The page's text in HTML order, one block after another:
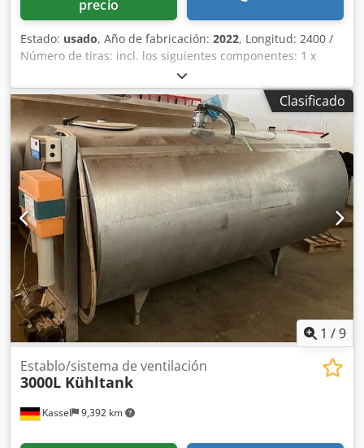
precio
Estado: usado, Año de fabricación: 2022, Longitud: 2400 /
Número de tiras: incl. los siguientes componentes: 1 x
APR032 / Capota de acero galvanizado 2400 1 x APR013
Juego de 11 tiras PPN 1820x285 1 x APR034 / Juego de 11
tiras PPN 600x285 longitud de recubrimiento visible 265 /
Csdpfx Adst Hd Eueysha
Clasificado
1 /9
Kassel 9,392 km
Establo/sistema de ventilación
3000L Kühltank